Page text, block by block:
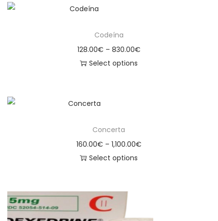
Codeína
128.00€ – 830.00€
Select options
Concerta
160.00€ – 1,100.00€
Select options